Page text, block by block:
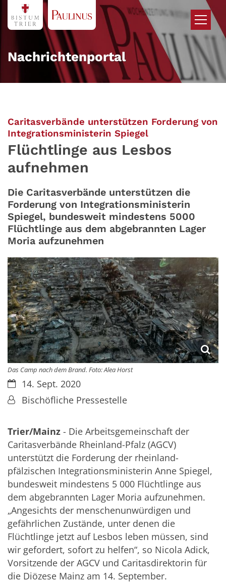
Zum Inhalt springen
Nachrichtenportal
Caritasverbände unterstützen Forderung von
Integrationsministerin Spiegel:
Flüchtlinge aus Lesbos
aufnehmen
Die Caritasverbände unterstützen die
Forderung von Integrationsministerin
Spiegel, bundesweit mindestens 5000
Flüchtlinge aus dem abgebrannten Lager
Moria aufzunehmen
Das Camp nach dem Brand. Foto: Alea Horst
Datum:14. Sept. 2020
Von:Bischöfliche Pressestelle
Trier/Mainz - Die Arbeitsgemeinschaft der
Caritasverbände Rheinland-Pfalz (AGCV)
unterstützt die Forderung der rheinland-
pfälzischen Integrationsministerin Anne Spiegel,
bundesweit mindestens 5 000 Flüchtlinge aus
dem abgebrannten Lager Moria aufzunehmen.
„Angesichts der menschenunwürdigen und
gefährlichen Zustände, unter denen die
Flüchtlinge jetzt auf Lesbos leben müssen, sind
wir gefordert, sofort zu helfen“, so Nicola Adick,
Vorsitzende der AGCV und Caritasdirektorin für
die Diözese Mainz am 14. September.